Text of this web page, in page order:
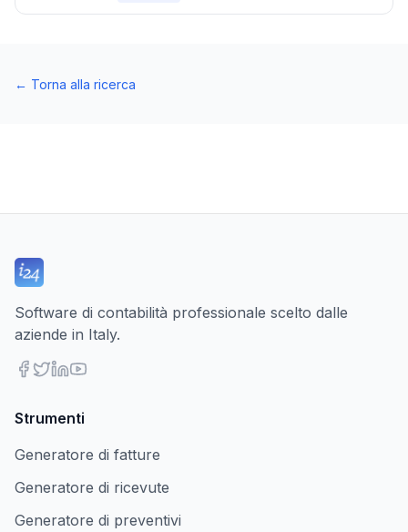
← Torna alla ricerca
Software di contabilità professionale scelto dalle
aziende in Italy.
Strumenti
Generatore di fatture
Generatore di ricevute
Generatore di preventivi